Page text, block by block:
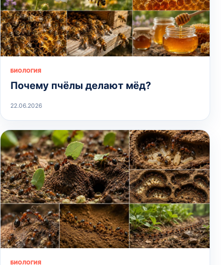
БИОЛОГИЯ
Почему пчёлы делают мёд?
22.06.2026
БИОЛОГИЯ